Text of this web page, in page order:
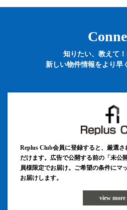
知りたい、教えて！
新しい物件情報をより早
Replus Club会員に登録すると、厳選
だけます。広告で公開する前の「未公
員様限定でお届け。ご希望の条件にマ
お届けします。
view more